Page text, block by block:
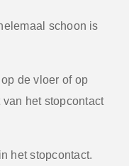
schoon is
de vloer of op
het stopcontact
het stopcontact.